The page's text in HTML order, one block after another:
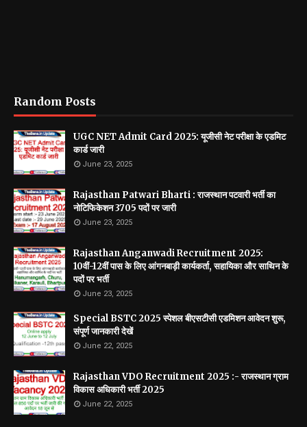
Random Posts
UGC NET Admit Card 2025: यूजीसी नेट परीक्षा के एडमिट
कार्ड जारी
June 23, 2025
Rajasthan Patwari Bharti : राजस्थान पटवारी भर्ती का
नोटिफिकेशन 3705 पदों पर जारी
June 23, 2025
Rajasthan Anganwadi Recruitment 2025:
10वीं-12वीं पास के लिए आंगनबाड़ी कार्यकर्ता, सहायिका और साथिन के
पदों पर भर्ती
June 23, 2025
Special BSTC 2025 स्पेशल बीएसटीसी एडमिशन आवेदन शुरू,
संपूर्ण जानकारी देखें
June 22, 2025
Rajasthan VDO Recruitment 2025 :- राजस्थान ग्राम
विकास अधिकारी भर्ती 2025
June 22, 2025